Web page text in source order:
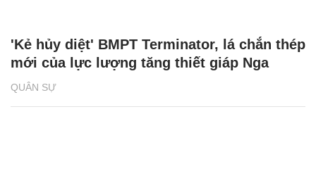
QUÂN SỰ
'Kẻ hủy diệt' BMPT Terminator, lá chắn thép
mới của lực lượng tăng thiết giáp Nga